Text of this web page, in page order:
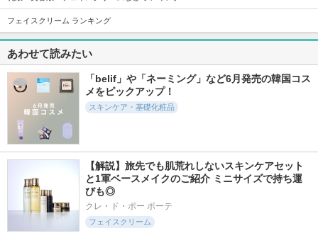
フェイスクリーム ランキング
あわせて読みたい
「belif」や「ネーミング」など6月発売の韓国コス
メをピックアップ！
スキンケア・基礎化粧品
【解説】旅先でも肌荒れしないスキンケアセット
と1軍ベースメイクのご紹介 ミニサイズで持ち運
びも◎
クレ・ド・ポー ボーテ
フェイスクリーム